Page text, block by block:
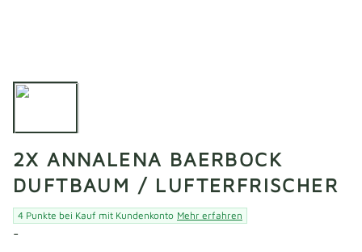
2X ANNALENA BAERBOCK
DUFTBAUM / LUFTERFRISCHER
4 Punkte bei Kauf mit Kundenkonto Mehr erfahren
-